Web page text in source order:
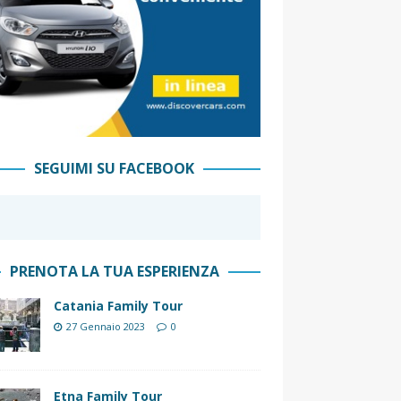
SEGUIMI SU FACEBOOK
PRENOTA LA TUA ESPERIENZA
Catania Family Tour
27 Gennaio 2023 0
Etna Family Tour